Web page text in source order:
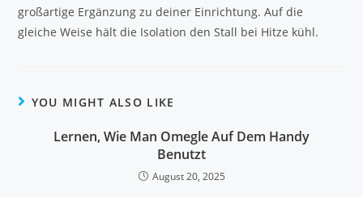
großartige Ergänzung zu deiner Einrichtung. Auf die
gleiche Weise hält die Isolation den Stall bei Hitze kühl.
YOU MIGHT ALSO LIKE
Lernen, Wie Man Omegle Auf Dem Handy
Benutzt
August 20, 2025